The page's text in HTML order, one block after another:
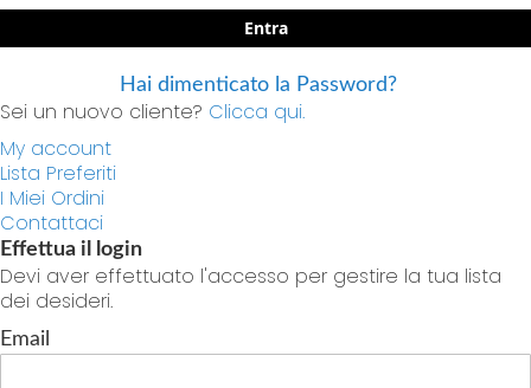
Entra
Hai dimenticato la Password?
Sei un nuovo cliente? Clicca qui.
My account
Lista Preferiti
I Miei Ordini
Contattaci
Effettua il login
Devi aver effettuato l'accesso per gestire la tua lista
dei desideri.
Email